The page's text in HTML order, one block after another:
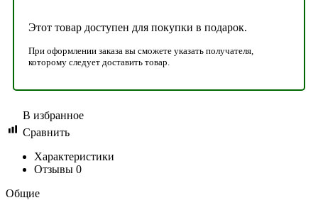
Этот товар доступен для покупки в подарок.
При оформлении заказа вы сможете указать получателя,
которому следует доставить товар.
В избранное
Сравнить
Характеристики
Отзывы 0
Общие